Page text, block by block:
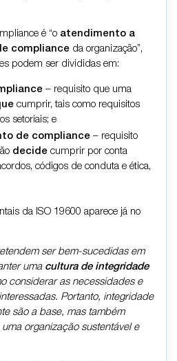
é “o atendimento a
compliance da organização”,
podem ser divididas em:
– requisito que uma
cumprir, tais como requisitos
setoriais; e
de compliance – requisito
decide cumprir por conta
códigos de conduta e ética,
da ISO 19600 aparece já no
ser bem-sucedidas em
uma cultura de integridade
considerar as necessidades e
Portanto, integridade
são a base, mas também
organização sustentável e